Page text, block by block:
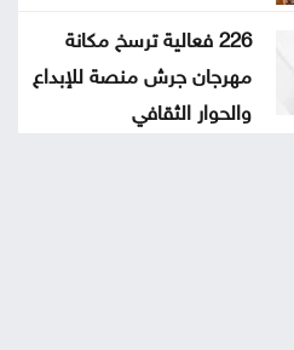
226 فعالية ترسخ مكانة
مهرجان جرش منصة للإبداع
والحوار الثقافي